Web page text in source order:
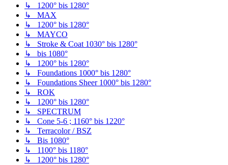
↳ 1200° bis 1280°
↳ MAX
↳ 1200° bis 1280°
↳ MAYCO
↳ Stroke & Coat 1030° bis 1280°
↳ bis 1080°
↳ 1200° bis 1280°
↳ Foundations 1000° bis 1280°
↳ Foundations Sheer 1000° bis 1280°
↳ ROK
↳ 1200° bis 1280°
↳ SPECTRUM
↳ Cone 5-6 ; 1160° bis 1220°
↳ Terracolor / BSZ
↳ Bis 1080°
↳ 1100° bis 1180°
↳ 1200° bis 1280°